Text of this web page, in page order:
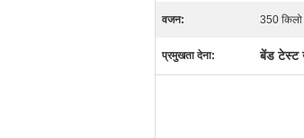
वजन: 350 किलो
प्रमुखता देना: बेंड टेस्ट